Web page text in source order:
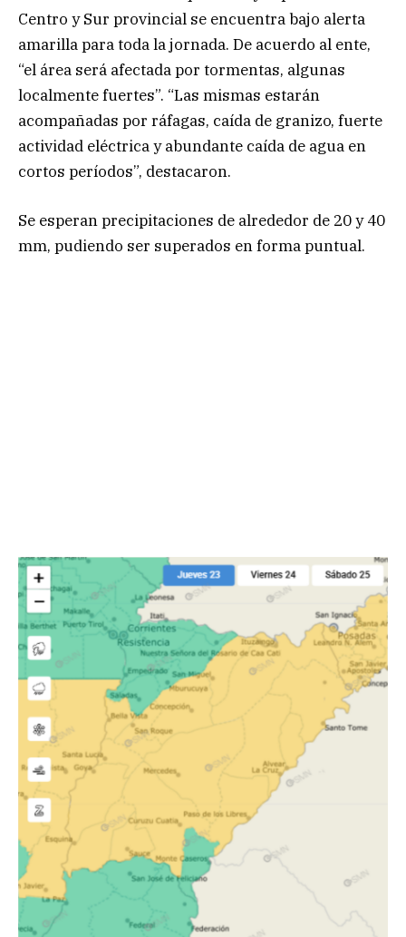
Centro y Sur provincial se encuentra bajo alerta
amarilla para toda la jornada. De acuerdo al ente,
“el área será afectada por tormentas, algunas
localmente fuertes”. “Las mismas estarán
acompañadas por ráfagas, caída de granizo, fuerte
actividad eléctrica y abundante caída de agua en
cortos períodos”, destacaron.
Se esperan precipitaciones de alrededor de 20 y 40
mm, pudiendo ser superados en forma puntual.